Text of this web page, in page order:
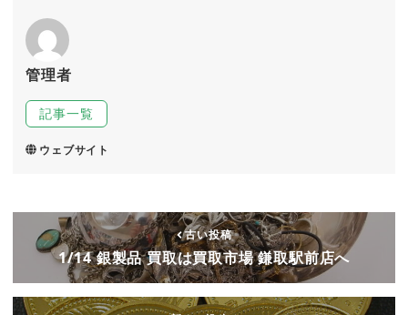
管理者
記事一覧
ウェブサイト
古い投稿
1/14 銀製品 買取は買取市場 鎌取駅前店へ